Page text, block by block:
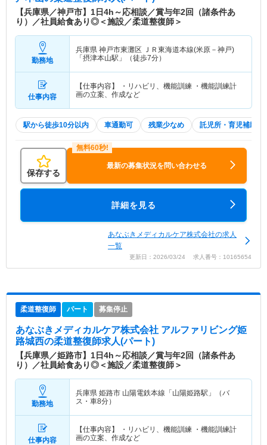
【兵庫県／神戸市】1日4h～応相談／賞与年2回（諸条件あ
り）／社員給食あり◎＜施設／柔道整復師＞
勤務地
兵庫県 神戸市東灘区 ＪＲ東海道本線(米原－神戸)
「摂津本山駅」（徒歩7分）
仕事内容
【仕事内容】 ・リハビリ、機能訓練 ・機能訓練計
画の立案、作成など
駅から徒歩10分以内 車通勤可 残業少なめ 託児所・育児補助
保存する
最新の募集状況を問い合わせる
詳細を見る
あなぶきメディカルケア株式会社の求人
一覧
更新日：2026/03/24 求人番号：10165654
柔道整復師 パート 募集停止
あなぶきメディカルケア株式会社 アルファリビング姫
路城西の柔道整復師求人(パート)
【兵庫県／姫路市】1日4h～応相談／賞与年2回（諸条件あ
り）／社員給食あり◎＜施設／柔道整復師＞
勤務地
兵庫県 姫路市 山陽電鉄本線「山陽姫路駅」（バ
ス・車8分）
仕事内容
【仕事内容】 ・リハビリ、機能訓練 ・機能訓練計
画の立案、作成など